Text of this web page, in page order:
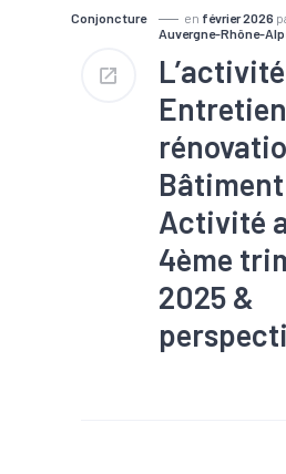
Conjoncture en février 2026
Auvergne-Rhône-
L’activité
Bâtiment
Activité
4ème
2025 &